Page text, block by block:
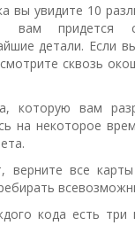
вы увидите 10
вам придется
детали. Если
сквозь
которую вам
на некоторое
верните все карты
все
кода есть три